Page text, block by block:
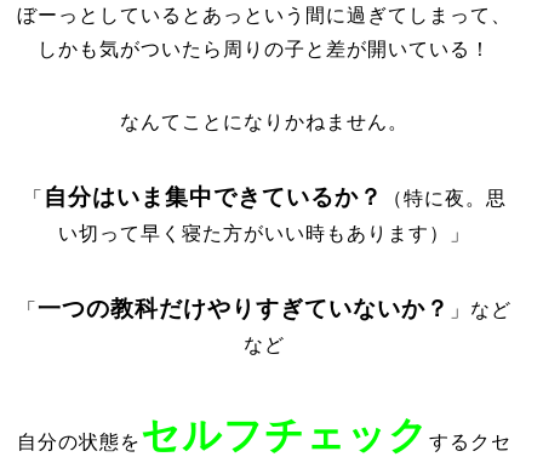
ぼーっとしているとあっという間に過ぎてしまって、
しかも気がついたら周りの子と差が開いている！
なんてことになりかねません。
「 自分はいま集中できているか？
（特に夜。思
い切って早く寝た方がいい時もあります）」
「一つの教科だけやりすぎていないか ？ 」など
など
自分の状態をセルフチェックするクセ